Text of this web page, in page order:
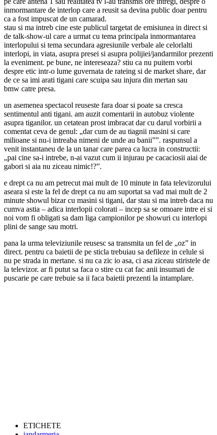
inmormantare de interlop care a reusit sa devina public doar pentru
ca a fost impuscat de un camarad.
stau si ma intreb cine este publicul targetat de emisiunea in direct si
de talk-show-ul care a urmat cu tema principala inmormantarea
interlopului si tema secundara agresiunile verbale ale celorlalti
interlopi, in viata, asupra presei si asupra polijiei/jandarmilor prezenti
la eveniment. pe bune, ne intereseaza? stiu ca nu puitem vorbi
despre etic intr-o lume guvernata de rateing si de market share, dar
de ce sa imi arati tigani care scuipa sau injura din mertan sau
bmw catre presa.
un asemenea spectacol reuseste fara doar si poate sa cresca
sentimentul anti tigani. am auzit comentarii in autobuz violente
asupra tiganilor. un cetatean prost imbracat dar cu darul vorbirii a
comentat ceva de genul: „dar cum de au tiagnii masini si care
milioane si nu-i intreaba nimeni de unde au banii””. raspunsul a
venit instantaneu de la un tanar care parea ca lucra in constructii:
„pai cine sa-i intrebe, n-ai vazut cum ii injurau pe cacaciosii aiai de
gabori si aia nu ziceau nimic!?”.
e drept ca nu am petrecut mai mult de 10 minute in fata televizorului
aseara si este la fel de drept ca nu am suportat sa vad mai mult de 2
minute showul bizar cu masini si tigani, dar stau si ma intreb daca nu
cumva astia – adica interlopii colorati – incep sa se omoare intre ei si
noi vom fi obligati sa dam liga campionilor pe showuri cu interlopi
plini de sange sau motri.
pana la urma televiziunile reusesc sa transmita un fel de „oz” in
direct. pentru ca baietii de pe sticla trebuiau sa defileze in celule si
nu pe strada in mertane. si nu ca zic io asa, ci asa ziceau stiristele de
la televizor. ar fi putut sa faca o stire cu cat fac anii insumati de
puscarie pe care trebuie sa ii faca baietii prezenti la intamplare.
ETICHETE